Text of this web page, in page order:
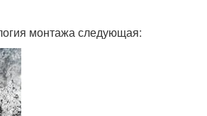
монтажа следующая: